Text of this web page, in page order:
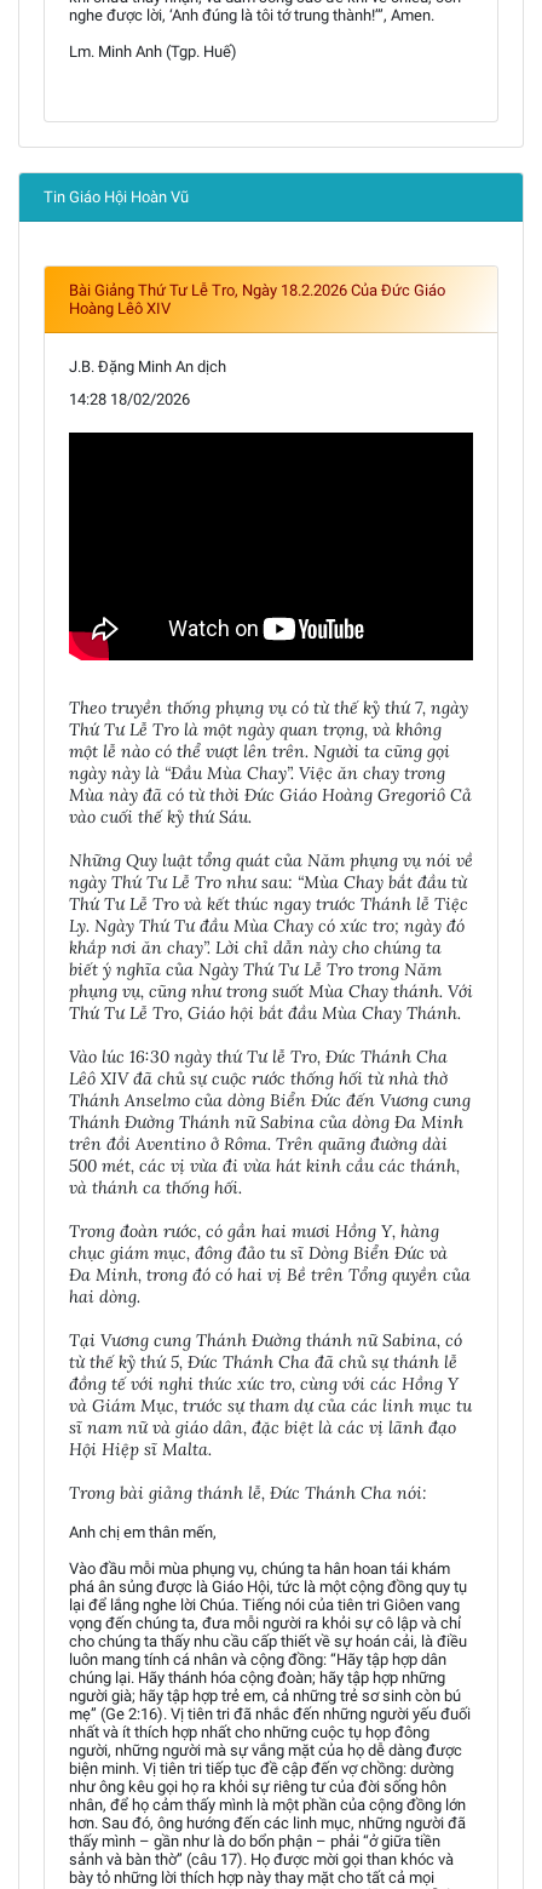
nghe được lời, ‘Anh đúng là tôi tớ trung thành!’”, Amen.
Lm. Minh Anh (Tgp. Huế)
Tin Giáo Hội Hoàn Vũ
Bài Giảng Thứ Tư Lễ Tro, Ngày 18.2.2026 Của Đức Giáo
Hoàng Lêô XIV
J.B. Đặng Minh An dịch
14:28 18/02/2026
Theo truyền thống phụng vụ có từ thế kỷ thứ 7, ngày
Thứ Tư Lễ Tro là một ngày quan trọng, và không
một lễ nào có thể vượt lên trên. Người ta cũng gọi
ngày này là “Ðầu Mùa Chay”. Việc ăn chay trong
Mùa này đã có từ thời Ðức Giáo Hoàng Gregoriô Cả
vào cuối thế kỷ thứ Sáu.
Những Quy luật tổng quát của Năm phụng vụ nói về
ngày Thứ Tư Lễ Tro như sau: “Mùa Chay bắt đầu từ
Thứ Tư Lễ Tro và kết thúc ngay trước Thánh lễ Tiệc
Ly. Ngày Thứ Tư đầu Mùa Chay có xức tro; ngày đó
khắp nơi ăn chay”. Lời chỉ dẫn này cho chúng ta
biết ý nghĩa của Ngày Thứ Tư Lễ Tro trong Năm
phụng vụ, cũng như trong suốt Mùa Chay thánh. Với
Thứ Tư Lễ Tro, Giáo hội bắt đầu Mùa Chay Thánh.
Vào lúc 16:30 ngày thứ Tư lễ Tro, Đức Thánh Cha
Lêô XIV đã chủ sự cuộc rước thống hối từ nhà thờ
Thánh Anselmo của dòng Biển Đức đến Vương cung
Thánh Đường Thánh nữ Sabina của dòng Đa Minh
trên đồi Aventino ở Rôma. Trên quãng đường dài
500 mét, các vị vừa đi vừa hát kinh cầu các thánh,
và thánh ca thống hối.
Trong đoàn rước, có gần hai mươi Hồng Y, hàng
chục giám mục, đông đảo tu sĩ Dòng Biển Đức và
Đa Minh, trong đó có hai vị Bề trên Tổng quyền của
hai dòng.
Tại Vương cung Thánh Đường thánh nữ Sabina, có
từ thế kỷ thứ 5, Đức Thánh Cha đã chủ sự thánh lễ
đồng tế với nghi thức xức tro, cùng với các Hồng Y
và Giám Mục, trước sự tham dự của các linh mục tu
sĩ nam nữ và giáo dân, đặc biệt là các vị lãnh đạo
Hội Hiệp sĩ Malta.
Trong bài giảng thánh lễ, Đức Thánh Cha nói:
Anh chị em thân mến,
Vào đầu mỗi mùa phụng vụ, chúng ta hân hoan tái khám
phá ân sủng được là Giáo Hội, tức là một cộng đồng quy tụ
lại để lắng nghe lời Chúa. Tiếng nói của tiên tri Giôen vang
vọng đến chúng ta, đưa mỗi người ra khỏi sự cô lập và chỉ
cho chúng ta thấy nhu cầu cấp thiết về sự hoán cải, là điều
luôn mang tính cá nhân và cộng đồng: “Hãy tập hợp dân
chúng lại. Hãy thánh hóa cộng đoàn; hãy tập hợp những
người già; hãy tập hợp trẻ em, cả những trẻ sơ sinh còn bú
mẹ” (Ge 2:16). Vị tiên tri đã nhắc đến những người yếu đuối
nhất và ít thích hợp nhất cho những cuộc tụ họp đông
người, những người mà sự vắng mặt của họ dễ dàng được
biện minh. Vị tiên tri tiếp tục đề cập đến vợ chồng: dường
như ông kêu gọi họ ra khỏi sự riêng tư của đời sống hôn
nhân, để họ cảm thấy mình là một phần của cộng đồng lớn
hơn. Sau đó, ông hướng đến các linh mục, những người đã
thấy mình – gần như là do bổn phận – phải “ở giữa tiền
sảnh và bàn thờ” (câu 17). Họ được mời gọi than khóc và
bày tỏ những lời thích hợp này thay mặt cho tất cả mọi